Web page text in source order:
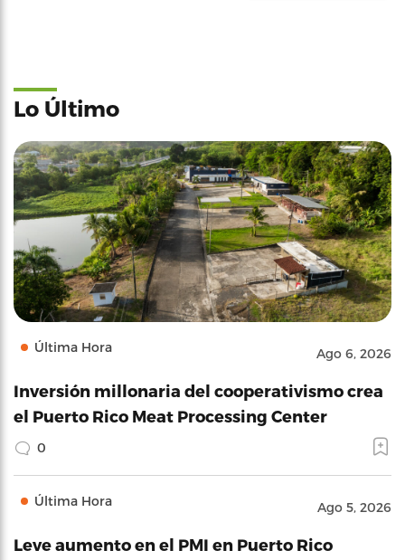
Lo Último
Última Hora Ago 6, 2026
Inversión millonaria del cooperativismo crea
el Puerto Rico Meat Processing Center
0
Última Hora Ago 5, 2026
Leve aumento en el PMI en Puerto Rico